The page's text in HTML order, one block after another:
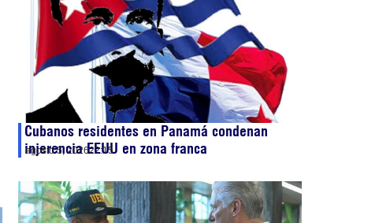
Cubanos residentes en Panamá condenan
injerencia EEUU en zona franca
agosto 5, 202622:15